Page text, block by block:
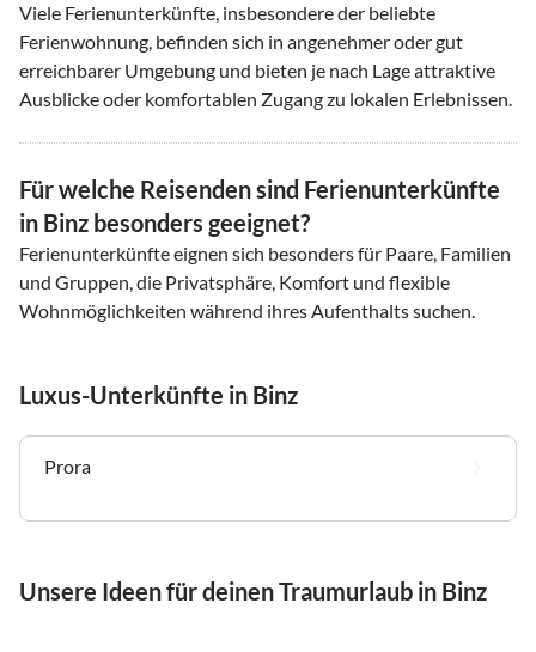
Viele Ferienunterkünfte, insbesondere der beliebte
Ferienwohnung, befinden sich in angenehmer oder gut
erreichbarer Umgebung und bieten je nach Lage attraktive
Ausblicke oder komfortablen Zugang zu lokalen Erlebnissen.
Für welche Reisenden sind Ferienunterkünfte
in Binz besonders geeignet?
Ferienunterkünfte eignen sich besonders für Paare, Familien
und Gruppen, die Privatsphäre, Komfort und flexible
Wohnmöglichkeiten während ihres Aufenthalts suchen.
Luxus-Unterkünfte in Binz
Prora
Unsere Ideen für deinen Traumurlaub in Binz